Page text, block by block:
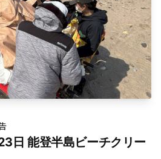
日 能登半島ビーチクリー